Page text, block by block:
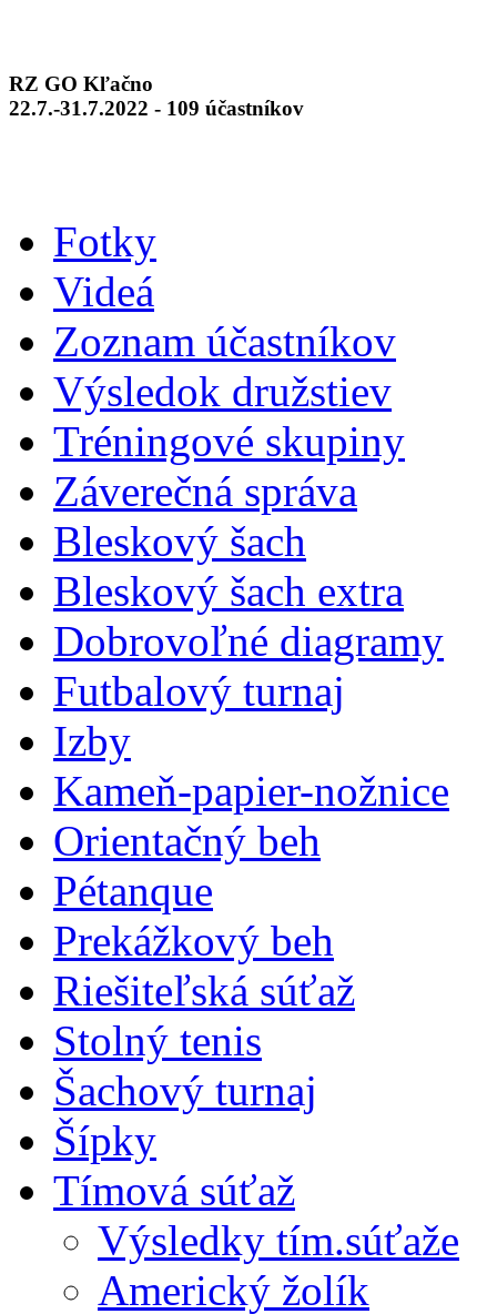
RZ GO Kľačno
22.7.-31.7.2022 - 109 účastníkov
Fotky
Videá
Zoznam účastníkov
Výsledok družstiev
Tréningové skupiny
Záverečná správa
Bleskový šach
Bleskový šach extra
Dobrovoľné diagramy
Futbalový turnaj
Izby
Kameň-papier-nožnice
Orientačný beh
Pétanque
Prekážkový beh
Riešiteľská súťaž
Stolný tenis
Šachový turnaj
Šípky
Tímová súťaž
Výsledky tím.súťaže
Americký žolík